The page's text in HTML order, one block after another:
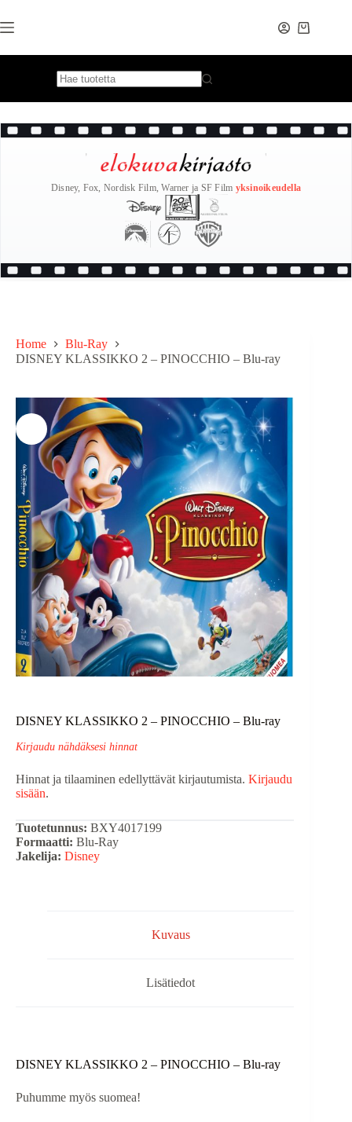
to
content
Disney, Fox, Nordisk Film, Warner ja SF Film yksinoikeudella
Home
Blu-Ray
DISNEY KLASSIKKO 2 – PINOCCHIO – Blu-ray
DISNEY KLASSIKKO 2 – PINOCCHIO – Blu-ray
Kirjaudu nähdäksesi hinnat
Hinnat ja tilaaminen edellyttävät kirjautumista. Kirjaudu
sisään.
Tuotetunnus: BXY4017199
Formaatti: Blu-Ray
Jakelija: Disney
Kuvaus
Lisätiedot
DISNEY KLASSIKKO 2 – PINOCCHIO – Blu-ray
Puhumme myös suomea!